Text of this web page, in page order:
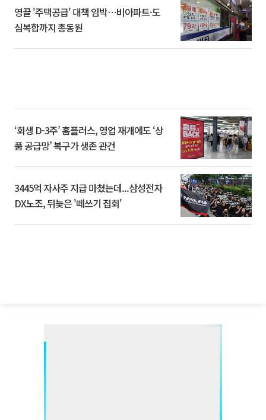
영끌 '주택공급' 대책 임박⋯비아파트·도
심복합까지 총동원
‘회생 D-3주’ 홈플러스, 영업 재개에도 ‘상
품 공급망’ 복구가 생존 관건
3445억 자사주 지급 마쳤는데...삼성전자
DX노조, 뒤늦은 '떼쓰기 집회'